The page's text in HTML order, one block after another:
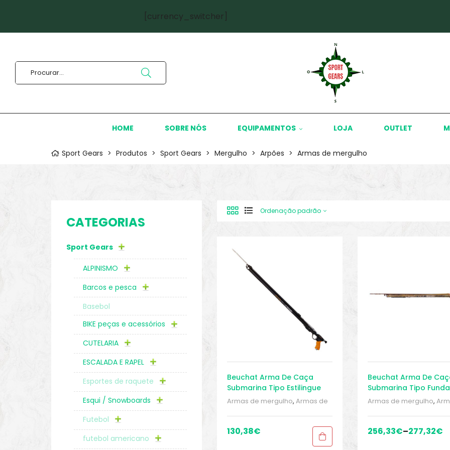
[currency_switcher]
HOME SOBRE NÓS EQUIPAMENTOS LOJA OUTLET
Sport Gears > Produtos > Sport Gears > Mergulho > Arpões > Armas de mergulho
Ordenação padrão
Beuchat Arma De Caça
Submarina Tipo Estilingue
Com Guia Marlin Evil
Armas de mergulho, Armas de
Mergulho,
Sport
130,38€
Beuchat Arma De
Submarina Tipo
Camo
Armas de mergulho,
Mergulho,Sport Gears,
256,33€–277,32€
CATEGORIAS
Sport Gears
ALPINISMO
Barcos e pesca
Basebol
BIKE peças e acessórios
CUTELARIA
ESCALADA E RAPEL
Esportes de raquete
Esqui / Snowboards
Futebol
futebol americano